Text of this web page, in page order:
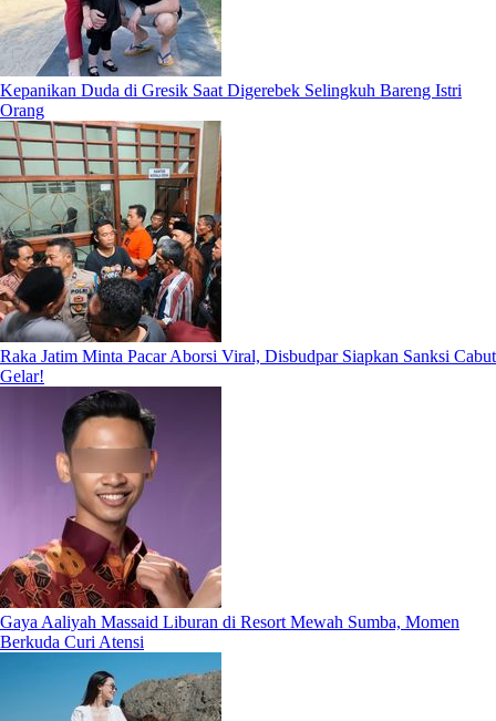
Kepanikan Duda di Gresik Saat Digerebek Selingkuh Bareng Istri
Orang
Raka Jatim Minta Pacar Aborsi Viral, Disbudpar Siapkan Sanksi Cabut
Gelar!
Gaya Aaliyah Massaid Liburan di Resort Mewah Sumba, Momen
Berkuda Curi Atensi